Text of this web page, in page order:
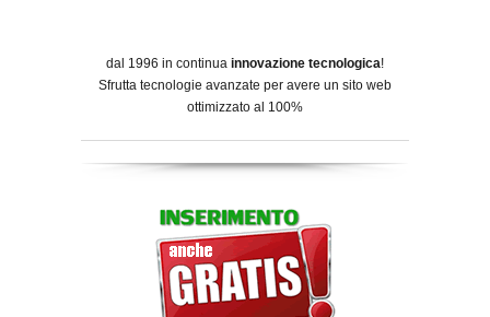
dal 1996 in continua innovazione tecnologica!
Sfrutta tecnologie avanzate per avere un sito web
ottimizzato al 100%